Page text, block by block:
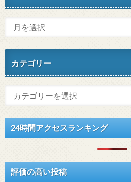
カテゴリー
24時間アクセスランキング
評価の高い投稿